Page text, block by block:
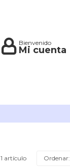
1 artículo